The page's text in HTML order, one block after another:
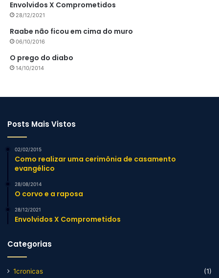
Envolvidos X Comprometidos
28/12/2021
Raabe não ficou em cima do muro
06/10/2016
O prego do diabo
14/10/2014
Posts Mais Vistos
02/02/2015
Como realizar uma cerimônia de casamento
evangélico
28/08/2014
O corvo e a raposa
28/12/2021
Envolvidos X Comprometidos
Categorias
1cronicas
(1)